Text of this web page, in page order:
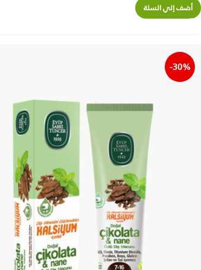
أضف إلي السلة
-30%